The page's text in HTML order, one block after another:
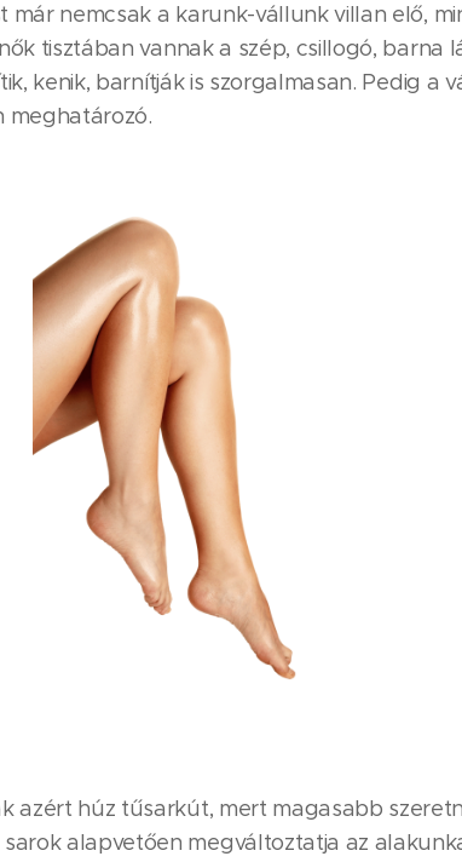
már nemcsak a karunk-vállunk villan elő,
tisztában vannak a szép, csillogó, barna
kenik, barnítják is szorgalmasan. Pedig a
meghatározó.
azért húz tűsarkút, mert magasabb
alapvetően megváltoztatja az